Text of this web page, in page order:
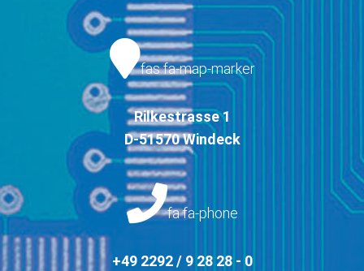
fas fa-map-marker
Rilkestrasse 1
D-51570 Windeck
fa fa-phone
+49 2292 / 9 28 28 - 0